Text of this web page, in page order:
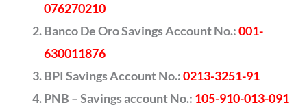
076270210
Banco De Oro Savings Account No.:001-
630011876
BPI Savings Account No.:0213-3251-91
PNB – Savings account No.: 105-910-013-091